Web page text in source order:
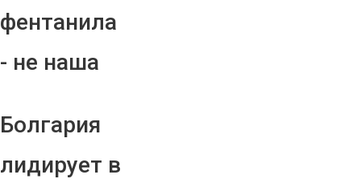
фентанила
- не наша
Болгария
лидирует в